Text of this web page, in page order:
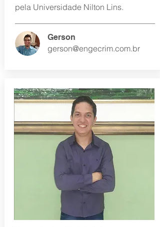
pela Universidade Nilton Lins.
Gerson
gerson@engecrim.com.br